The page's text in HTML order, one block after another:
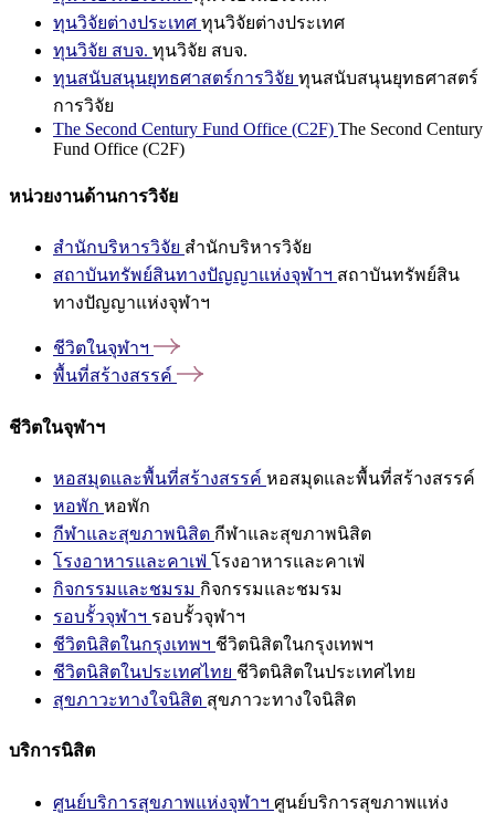
ทุนวิจัยต่างประเทศ ทุนวิจัยต่างประเทศ
ทุนวิจัย สบจ. ทุนวิจัย สบจ.
ทุนสนับสนุนยุทธศาสตร์การวิจัย ทุนสนับสนุนยุทธศาสตร์
การวิจัย
The Second Century Fund Office (C2F) The Second Century
Fund Office (C2F)
หน่วยงานด้านการวิจัย
สำนักบริหารวิจัย สำนักบริหารวิจัย
สถาบันทรัพย์สินทางปัญญาแห่งจุฬาฯ สถาบันทรัพย์สิน
ทางปัญญาแห่งจุฬาฯ
ชีวิตในจุฬาฯ
พื้นที่สร้างสรรค์
ชีวิตในจุฬาฯ
หอสมุดและพื้นที่สร้างสรรค์ หอสมุดและพื้นที่สร้างสรรค์
หอพัก หอพัก
กีฬาและสุขภาพนิสิต กีฬาและสุขภาพนิสิต
โรงอาหารและคาเฟ่ โรงอาหารและคาเฟ่
กิจกรรมและชมรม กิจกรรมและชมรม
รอบรั้วจุฬาฯ รอบรั้วจุฬาฯ
ชีวิตนิสิตในกรุงเทพฯ ชีวิตนิสิตในกรุงเทพฯ
ชีวิตนิสิตในประเทศไทย ชีวิตนิสิตในประเทศไทย
สุขภาวะทางใจนิสิต สุขภาวะทางใจนิสิต
บริการนิสิต
ศูนย์บริการสุขภาพแห่งจุฬาฯ ศูนย์บริการสุขภาพแห่ง